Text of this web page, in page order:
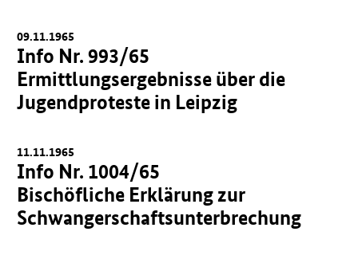
09.11.1965
Info Nr. 993/65
Ermittlungsergebnisse über die
Jugendproteste in Leipzig
11.11.1965
Info Nr. 1004/65
Bischöfliche Erklärung zur
Schwangerschaftsunterbrechung